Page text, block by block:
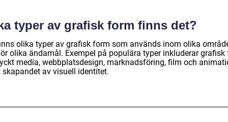
typer av grafisk form finns det?
olika typer av grafisk form som används inom olika
olika ändamål. Exempel på populära typer inkluderar grafisk
media, webbplatsdesign, marknadsföring, film och
skapandet av visuell identitet.